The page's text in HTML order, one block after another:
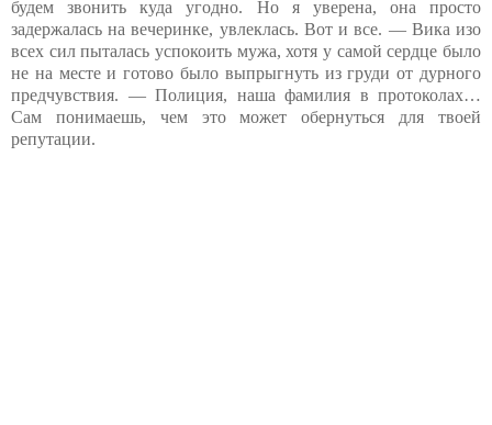
будем звонить куда угодно. Но я уверена, она просто
задержалась на вечеринке, увлеклась. Вот и все. — Вика изо
всех сил пыталась успокоить мужа, хотя у самой сердце было
не на месте и готово было выпрыгнуть из груди от дурного
предчувствия. — Полиция, наша фамилия в протоколах…
Сам понимаешь, чем это может обернуться для твоей
репутации.